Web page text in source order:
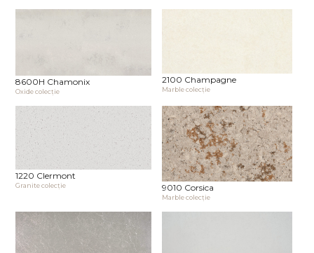
8600H Chamonix
Oxide сolecţie
2100 Champagne
Marble сolecţie
1220 Clermont
Granite сolecţie 9010 Corsica
Marble сolecţie